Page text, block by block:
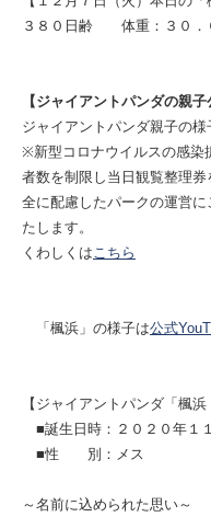
３８０日齢 体重：３０．
【ジャイアントパンダの親子
ジャイアントパンダ親子の様
※新型コロナウイルスの感染
者数を制限し当日観覧整理
全に配慮したパークの運営
たします。
くわしくはこちら
「楓浜」の様子は公式
【ジャイアントパンダ「楓浜
■誕生日時：２０２０年１
■性 別：メス
～名前に込められた思い～